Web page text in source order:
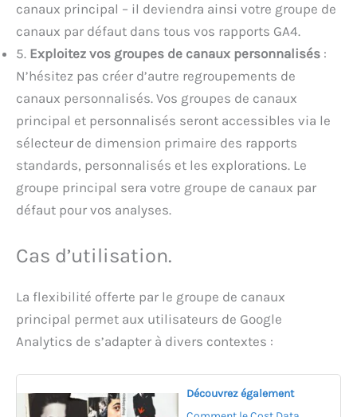
canaux principal – il deviendra ainsi votre groupe de
canaux par défaut dans tous vos rapports GA4.
5. Exploitez vos groupes de canaux personnalisés :
N’hésitez pas créer d’autre regroupements de
canaux personnalisés. Vos groupes de canaux
principal et personnalisés seront accessibles via le
sélecteur de dimension primaire des rapports
standards, personnalisés et les explorations. Le
groupe principal sera votre groupe de canaux par
défaut pour vos analyses.
Cas d’utilisation.
La flexibilité offerte par le groupe de canaux
principal permet aux utilisateurs de Google
Analytics de s’adapter à divers contextes :
Découvrez également